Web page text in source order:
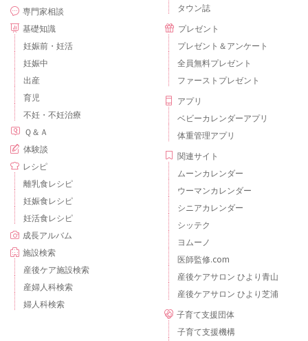
専門家相談
基礎知識
妊娠前・妊活
妊娠中
出産
育児
不妊・不妊治療
Ｑ＆Ａ
体験談
レシピ
離乳食レシピ
妊娠食レシピ
妊活食レシピ
成長アルバム
施設検索
産後ケア施設検索
産婦人科検索
婦人科検索
タウン誌
プレゼント
プレゼント＆アンケート
全員無料プレゼント
ファーストプレゼント
アプリ
ベビーカレンダーアプリ
体重管理アプリ
関連サイト
ムーンカレンダー
ウーマンカレンダー
シニアカレンダー
シッテク
ヨムーノ
医師監修.com
産後ケアサロン ひより青山
産後ケアサロン ひより芝浦
子育て支援団体
子育て支援機構